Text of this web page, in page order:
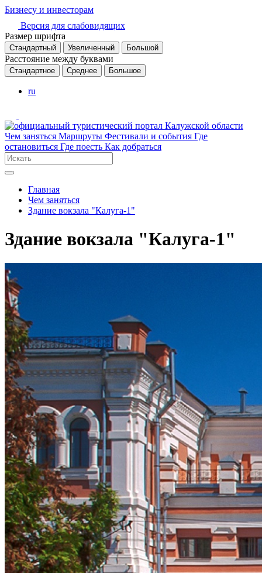
Бизнесу и инвесторам
Версия для слабовидящих
Размер шрифта
Стандартный Увеличенный Большой
Расстояние между буквами
Стандартное Среднее Большое
ru
Чем заняться Маршруты Фестивали и события Где
остановиться Где поесть Как добраться
Главная
Чем заняться
Здание вокзала "Калуга-1"
Здание вокзала "Калуга-1"